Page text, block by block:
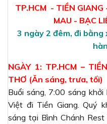
TP.HCM - TIỀN
MAU - BẠC
3 ngày 2 đêm, đi bằng
NGÀY 1: TP.HCM –
THƠ (Ăn sáng, trưa, tối)
Buổi sáng, 7:00 sáng
Việt đi Tiền Giang. Quý
sáng tại Bình Chánh